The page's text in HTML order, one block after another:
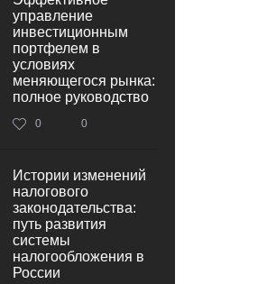
управление
инвестиционным
портфелем в
условиях
меняющегося рынка:
полное руководство
0 0
Истории изменений
налогового
законодательства:
путь развития
системы
налогообложения в
России